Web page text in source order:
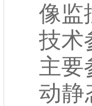
像监
技术
主要
动